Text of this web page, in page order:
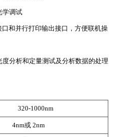
学调试
口和并行打印输出接口，方便联机操
分析和定量测试及分析数据的处理
320-1000nm
4nm或 2nm